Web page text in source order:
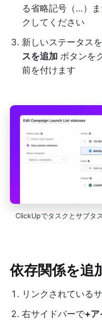
る省略記号（…）
クしてください
新しいステータス
スを追加 ボタンを
前を付けます
ClickUpでタスクとサブタ
依存関係を追
リンクされている
右サイドバーで+ア